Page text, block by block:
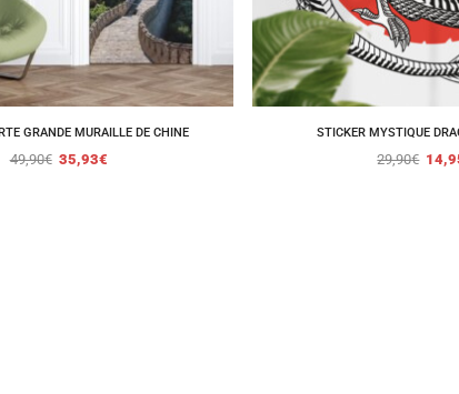
GRANDE MURAILLE DE CHINE
49,90€ 35,93€
STICKER MYSTIQUE
29,90€